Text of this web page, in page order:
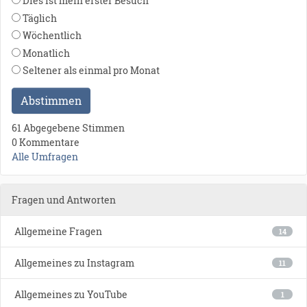
Täglich
Wöchentlich
Monatlich
Seltener als einmal pro Monat
Abstimmen
61 Abgegebene Stimmen
0 Kommentare
Alle Umfragen
Fragen und Antworten
14
Allgemeine Fragen
11
Allgemeines zu Instagram
1
Allgemeines zu YouTube